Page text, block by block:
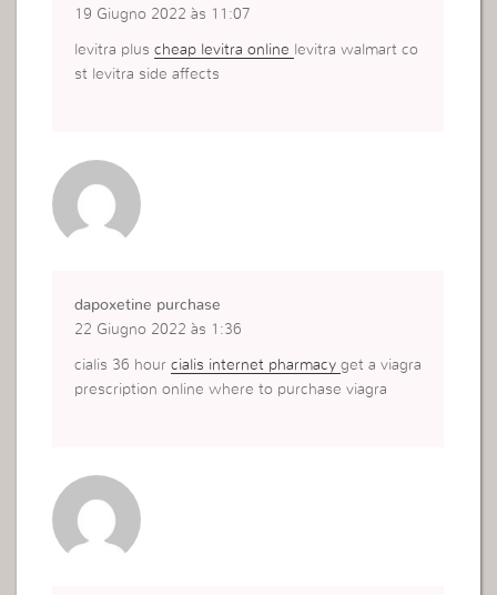
19 Giugno 2022 às 11:07
levitra pluscheap levitra online levitra walmart co
st levitra side affects
dapoxetine purchase
22 Giugno 2022 às 1:36
cialis 36 hourcialis internet pharmacyget a viagra
prescription online where to purchase viagra